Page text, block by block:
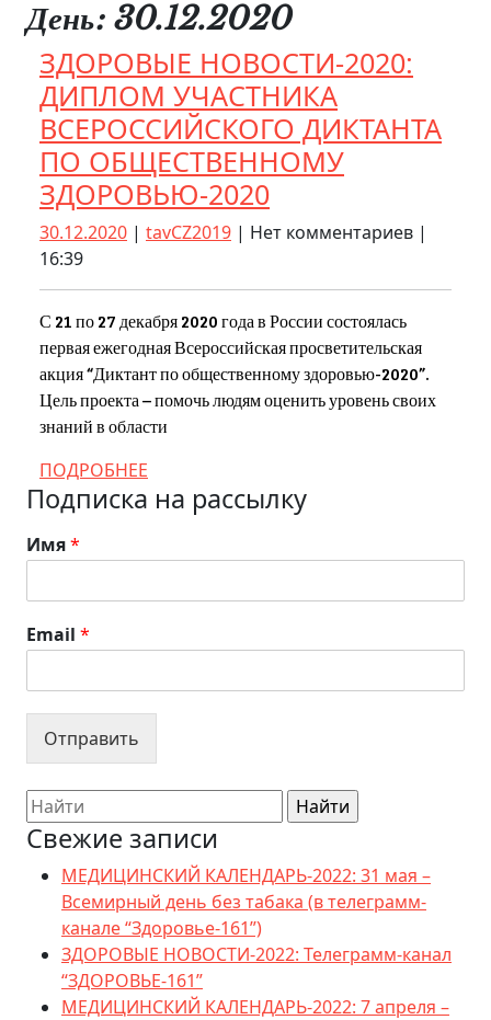
День: 30.12.2020
ЗДОРОВЫЕ НОВОСТИ-2020:
ДИПЛОМ УЧАСТНИКА
ВСЕРОССИЙСКОГО ДИКТАНТА
ПО ОБЩЕСТВЕННОМУ
ЗДОРОВЬЮ-2020ЗДОРОВЫЕ
НОВОСТИ-2020:
УЧАСТНИКА
ДИКТАНТА
ПО
30.12.202030.12.2020
| tavCZ2019tavCZ2019
| Нет комментариев |
16:39
С 21 по 27 декабря 2020 года в России состоялась
первая ежегодная Всероссийская просветительская
акция “Диктант по общественному здоровью-2020”.
Цель проекта – помочь людям оценить уровень своих
знаний в области
ПОДРОБНЕЕ
Подписка на рассылку
Имя*
Email *
Отправить
Search
for:
Свежие записи
МЕДИЦИНСКИЙ КАЛЕНДАРЬ-2022: 31 мая –
Всемирный день без табака (в телеграмм-
канале “Здоровье-161”)
ЗДОРОВЫЕ НОВОСТИ-2022: Телеграмм-канал
“ЗДОРОВЬЕ-161”
МЕДИЦИНСКИЙ КАЛЕНДАРЬ-2022: 7 апреля –